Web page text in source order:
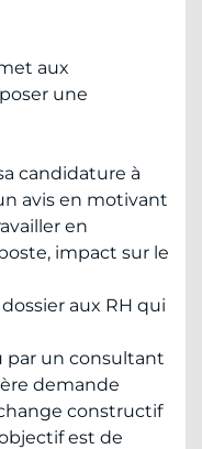
aux
une
candidature à
avis en motivant
en
impact sur le
aux RH qui
par un consultant
demande
constructif
est de